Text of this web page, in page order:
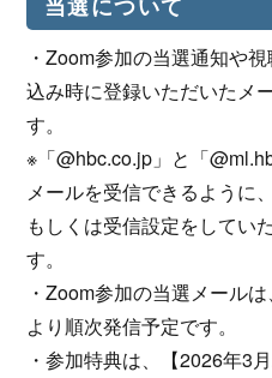
・Zoom参加の当選通知や
込み時に登録いただいたメ
す。
※「@hbc.co.jp」と「
メールを受信できるように
もしくは受信設定をしてい
す。
・Zoom参加の当選メール
より順次発信予定です。
・参加特典は、【2026年3